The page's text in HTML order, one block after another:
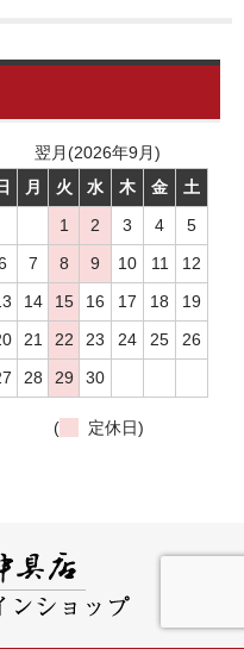
翌月(2026年9月)
月 火 水 木 金
土
1
2 3 4
5
7 8 9 10 11
12
14 15 16 17 18
19
21 22 23 24 25
26
28 29 30
( 定休日)